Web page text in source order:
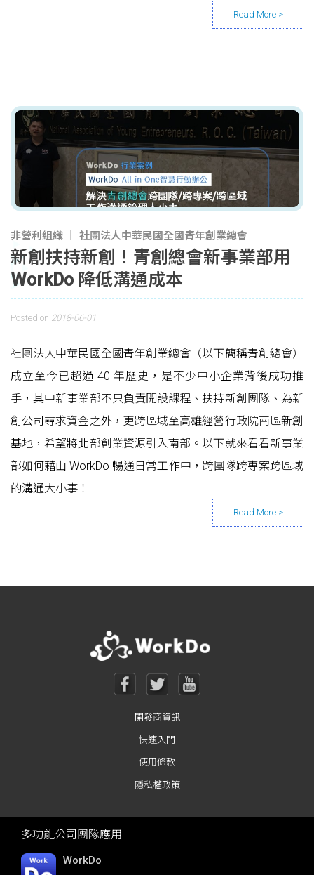
非營利組織 社團法人中華民國全國青年創業總會
新創扶持新創！青創總會新事業部用
WorkDo 降低溝通成本
Posted on 2018-06-01
社團法人中華民國全國青年創業總會（以下簡稱青創總會）
成立至今已超過 40 年歷史，是不少中小企業背後成功推
手，其中新事業部不只負責開設課程、扶持新創團隊、為新
創公司尋求資金之外，更跨區域至高雄經營行政院南區新創
基地，希望將北部創業資源引入南部。以下就來看看新事業
部如何藉由 WorkDo 暢通日常工作中，跨團隊跨專案跨區域
的溝通大小事！
Posts navigation
開發商資訊
快速入門
使用條款
隱私權政策
多功能公司團隊應用
WorkDo